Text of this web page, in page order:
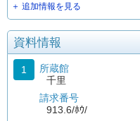
＋ 追加情報を見る
資料情報
1
所蔵館
千里
請求番号
913.6/ﾎｳ/